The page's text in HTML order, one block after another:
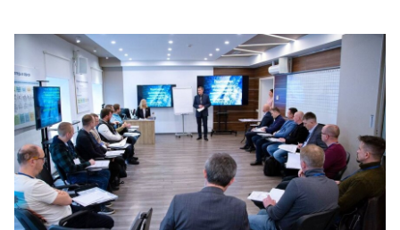
Пресс-
релизы
О
Metro
Стримы
Спецпроекты
Звезды
Выборы
2026